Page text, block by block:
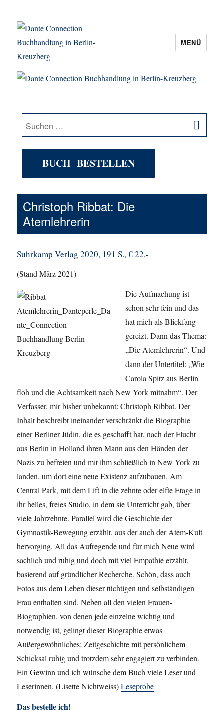
Dante Connection Buchhandlung in
MENÜ
Suche
nach:
BUCH BESTELLEN
Christoph Ribbat: Die
Atemlehrerin
Suhrkamp Verlag 2020, 191 S., € 22,-
(Stand März 2021)
Die Aufmachung ist
schon sehr fein und das
hat mich als Blickfang
gereizt. Dann das Thema:
„Die Atemlehrerin“. Und
dann der Untertitel: „Wie
Carola Spitz aus Berlin
floh und die Achtsamkeit nach New York mitnahm“. Der
Verfasser, mir bisher unbekannt: Christoph Ribbat. Der
Inhalt beschreibt ineinander verschränkt die Biographie
einer Berliner Jüdin, die es geschafft hat, nach der Flucht
aus Berlin in Holland ihren Mann aus den Händen der
Nazis zu befreien und mit ihm schließlich in New York zu
landen, um dort eine neue Existenz aufzubauen. Am
Central Park, mit dem Lift in die zehnte oder elfte Etage in
ihr helles, freies Studio, in dem sie Unterricht gab, über
viele Jahrzehnte. Parallel wird die Geschichte der
Gymnastik-Bewegung erzählt, aus der auch der Atem-Kult
hervorging. All das Aufregende und für mich Neue wird
sachlich und ruhig und doch mit viel Empathie erzählt,
basierend auf gründlicher Recherche. Schön, dass auch
Fotos aus dem Leben dieser tüchtigen und selbständigen
Frau enthalten sind. Neben all den vielen Frauen-
Biographien, von denen jede einzelne wichtig und
notwendig ist, gelingt dieser Biographie etwas
Außergewöhnliches: Zeitgeschichte mit persönlichem
Schicksal ruhig und trotzdem sehr engagiert zu verbinden.
Ein Gewinn und ich wünsche dem Buch viele Leser und
Leserinnen. (Lisette Nichtweiss)Leseprobe
Das bestelle ich!